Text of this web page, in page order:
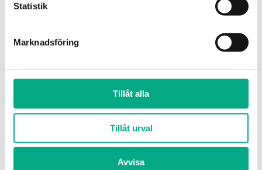
Statistik
Marknadsföring
Tillåt alla
Tillåt urval
Avvisa
Mitt Fastigo
Anställning
Anställnings upphörande
Arbetstid
Diskriminering
Kollektivavtal
Lön och ersättningar
Ekonomi för arbetsgivare
Rehabilitering